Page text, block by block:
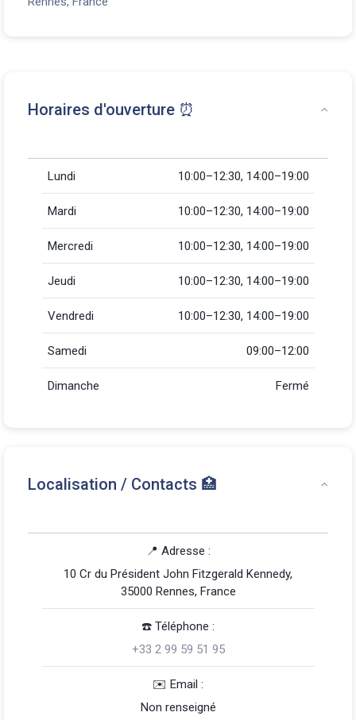
Horaires d'ouverture ⏰
Lundi 10:00–12:30, 14:00–19:00
Mardi 10:00–12:30, 14:00–19:00
Mercredi 10:00–12:30, 14:00–19:00
Jeudi 10:00–12:30, 14:00–19:00
Vendredi 10:00–12:30, 14:00–19:00
Samedi 09:00–12:00
Dimanche Fermé
Localisation / Contacts 🏥
📍 Adresse :
10 Cr du Président John Fitzgerald Kennedy,
35000 Rennes, France
☎️️ Téléphone :
+33 2 99 59 51 95
️✉️ Email :
Non renseigné